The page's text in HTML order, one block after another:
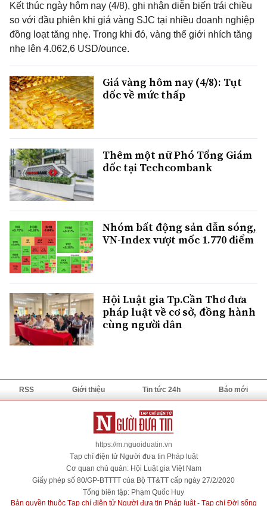
Kết thúc ngày hôm nay (4/8), ghi nhận diễn biến trái chiều
so với đầu phiên khi giá vàng SJC tại nhiều doanh nghiệp
đồng loạt tăng nhẹ. Trong khi đó, vàng thế giới nhích tăng
nhẹ lên 4.062,6 USD/ounce.
Giá vàng hôm nay (4/8): Tụt
dốc về mức thấp
Thêm một nữ Phó Tổng Giám
đốc tại Techcombank
Nhóm bất động sản dẫn sóng,
VN-Index vượt mốc 1.770 điểm
Hội Luật gia Tp.Cần Thơ đưa
pháp luật về cơ sở, đồng hành
cùng người dân
RSS Giới thiệu Tin tức 24h Báo mới
https://m.nguoiduatin.vn
Tạp chí điện tử Người đưa tin Pháp luật
Cơ quan chủ quản: Hội Luật gia Việt Nam
Giấy phép số 80/GP-BTTTT của Bộ TT&TT cấp ngày 27/2/2020
Tổng biên tập: Phạm Quốc Huy
Bản quyền thuộc Tạp chí điện tử Người đưa tin Pháp luật - Tạp chí Đời sống